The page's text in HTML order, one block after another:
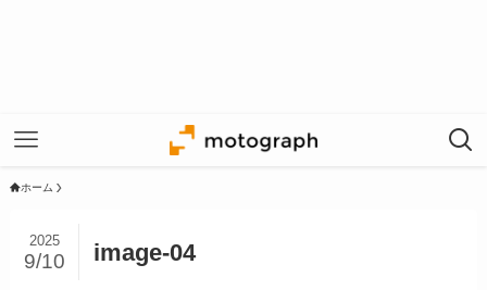
ホーム
image-04
2025
9/10